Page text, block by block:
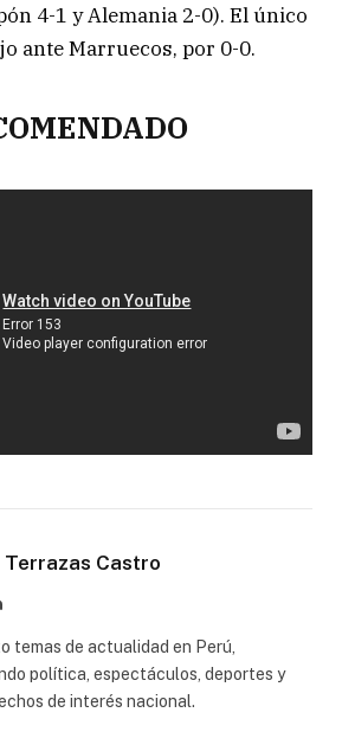
4-1 y Alemania 2-0). El único
ante Marruecos, por 0-0.
Terrazas Castro
LinkedIn
temas de actualidad en Perú,
política, espectáculos, deportes y
de interés nacional.